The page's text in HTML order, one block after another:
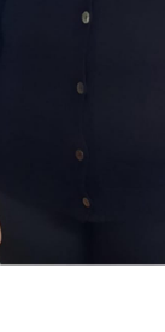
y Accesorios